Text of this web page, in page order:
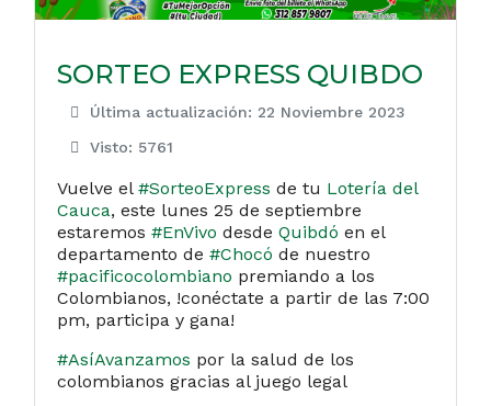
SORTEO EXPRESS QUIBDO
Última actualización: 22 Noviembre 2023
Visto: 5761
Vuelve el #SorteoExpress de tu Lotería del
Cauca, este lunes 25 de septiembre
estaremos #EnVivo desde Quibdó en el
departamento de #Chocó de nuestro
#pacificocolombiano premiando a los
Colombianos, !conéctate a partir de las 7:00
pm, participa y gana!
#AsíAvanzamos por la salud de los
colombianos gracias al juego legal